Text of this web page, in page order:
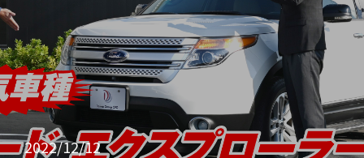
2022/12/12